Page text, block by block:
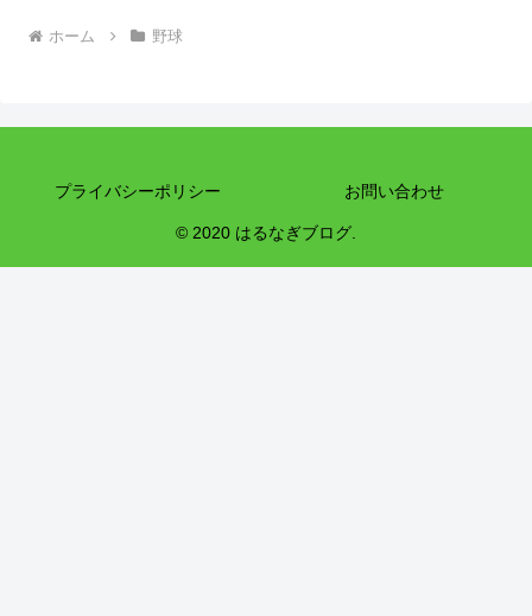
ホーム 野球
プライバシーポリシー お問い合わせ
© 2020 はるなぎブログ.